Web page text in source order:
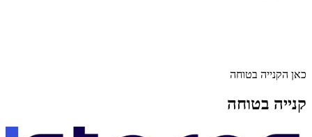
כאן הקנייה בטוחה
קנייה בטוחה